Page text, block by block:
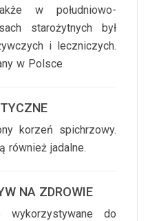
w południowo-
starożytnych był
i leczniczych.
w Polsce
korzeń spichrzowy.
również jadalne.
NA ZDROWIE
wykorzystywane do